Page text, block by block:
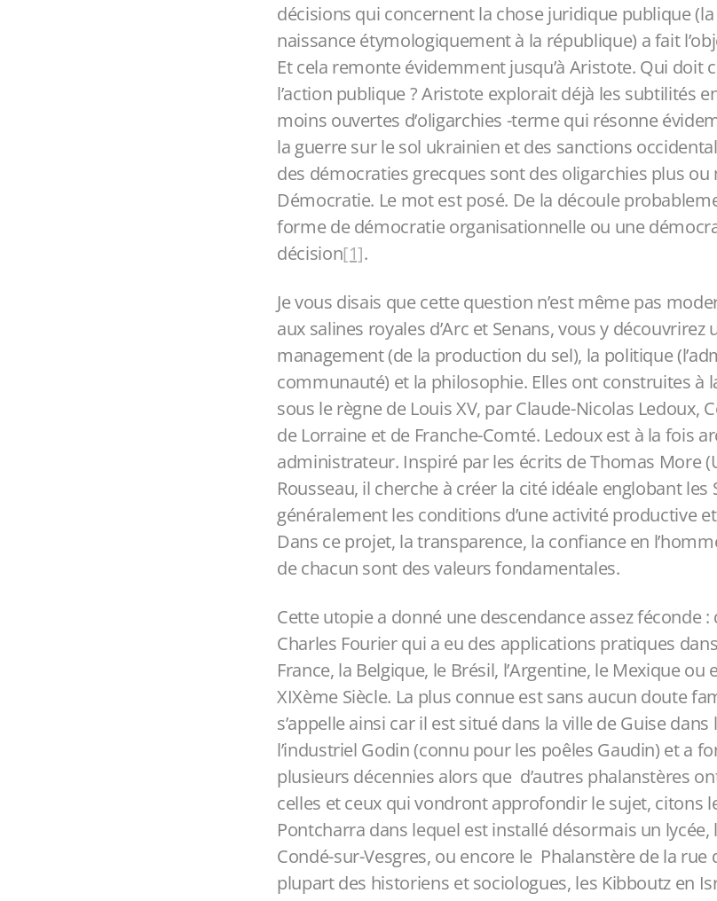
décisions qui concernent la chose juridique publique
naissance étymologiquement à la république) a fait
Et cela remonte évidemment jusqu’à Aristote. Qui doit
l’action publique ? Aristote explorait déjà les subtilités
moins ouvertes d’oligarchies -terme qui résonne
la guerre sur le sol ukrainien et des sanctions
des démocraties grecques sont des oligarchies plus ou
Démocratie. Le mot est posé. De la découle
forme de démocratie organisationnelle ou une
décision[1].
Je vous disais que cette question n’est même pas
aux salines royales d’Arc et Senans, vous y
management (de la production du sel), la politique
communauté) et la philosophie. Elles ont construites à
sous le règne de Louis XV, par Claude-Nicolas Ledoux,
de Lorraine et de Franche-Comté. Ledoux est à la fois
administrateur. Inspiré par les écrits de Thomas More
Rousseau, il cherche à créer la cité idéale englobant les
généralement les conditions d’une activité productive
Dans ce projet, la transparence, la confiance en
de chacun sont des valeurs fondamentales.
Cette utopie a donné une descendance assez féconde :
Charles Fourier qui a eu des applications pratiques
France, la Belgique, le Brésil, l’Argentine, le Mexique ou
XIXème Siècle. La plus connue est sans aucun doute
s’appelle ainsi car il est situé dans la ville de Guise dans
l’industriel Godin (connu pour les poêles Gaudin) et a
plusieurs décennies alors que d’autres phalanstères
celles et ceux qui vondront approfondir le sujet, citons
Pontcharra dans lequel est installé désormais un
Condé-sur-Vesgres, ou encore le Phalanstère de la rue
plupart des historiens et sociologues, les Kibboutz en